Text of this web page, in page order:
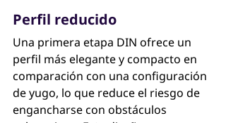
Perfil reducido
Una primera etapa DIN ofrece un
perfil más elegante y compacto en
comparación con una configuración
de yugo, lo que reduce el riesgo de
engancharse con obstáculos